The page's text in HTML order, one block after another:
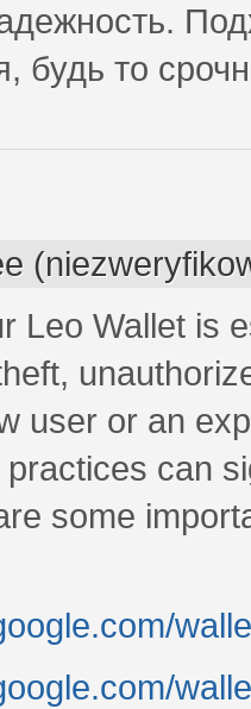
будь то
Leo Wallet is
user or an
can
some